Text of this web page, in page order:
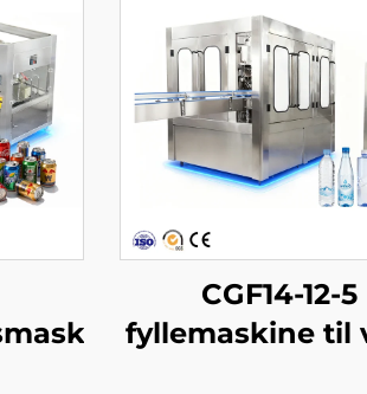
CGF14-12-5
fyllemaskine til